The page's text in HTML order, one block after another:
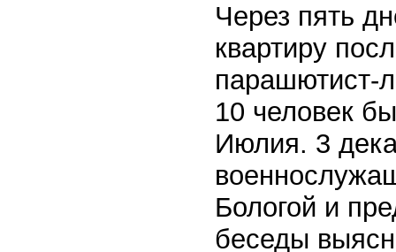
Через пять
квартиру
парашютист-
10 человек
Июлия. 3
Бологой и
беседы